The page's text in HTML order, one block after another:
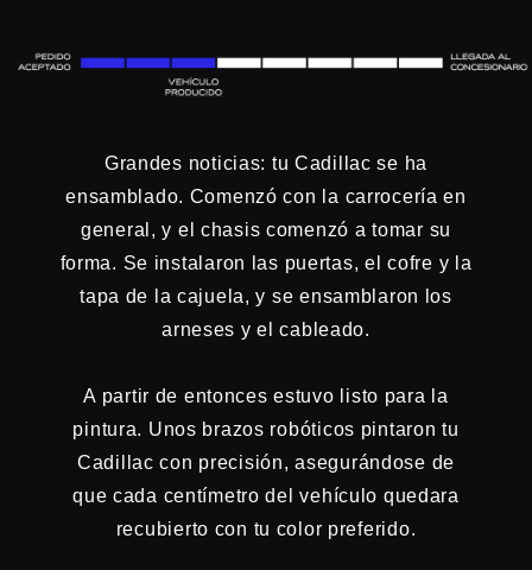
Grandes noticias: tu Cadillac se ha
ensamblado. Comenzó con la carrocería en
general, y el chasis comenzó a tomar su
forma. Se instalaron las puertas, el cofre y la
tapa de la cajuela, y se ensamblaron los
arneses y el cableado.
A partir de entonces estuvo listo para la
pintura. Unos brazos robóticos pintaron tu
Cadillac con precisión, asegurándose de
que cada centímetro del vehículo quedara
recubierto con tu color preferido.